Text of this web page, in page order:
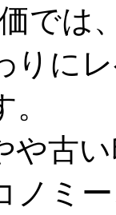
では
りに
や古
ノミ